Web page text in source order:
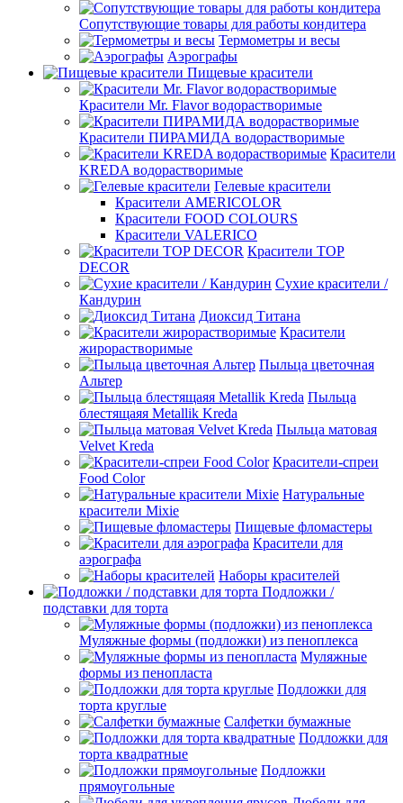
Сопутствующие товары для работы кондитера
Термометры и весы
Аэрографы
Пищевые красители
Красители Mr. Flavor водорастворимые
Красители ПИРАМИДА водорастворимые
Красители
KREDA водорастворимые
Гелевые красители
Красители AMERICOLOR
Красители FOOD COLOURS
Красители VALERICO
Красители TOP
DECOR
Сухие красители /
Кандурин
Диоксид Титана
Красители
жирорастворимые
Пыльца цветочная
Альтер
Пыльца
блестящаяя Metallik Kreda
Пыльца матовая
Velvet Kreda
Красители-спреи
Food Color
Натуральные
красители Mixie
Пищевые фломастеры
Красители для
аэрографа
Наборы красителей
Подложки /
подставки для торта
Муляжные формы (подложки) из пеноплекса
Муляжные
формы из пенопласта
Подложки для
торта круглые
Салфетки бумажные
Подложки для
торта квадратные
Подложки
прямоугольные